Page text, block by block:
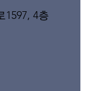
1597, 4층